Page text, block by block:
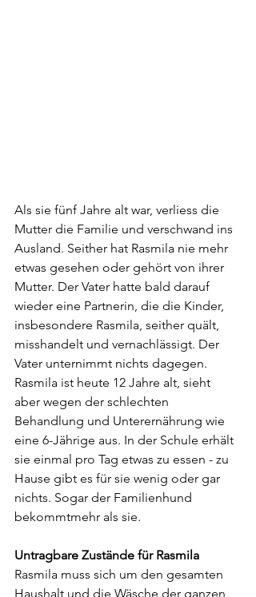
Als sie fünf Jahre alt war, verliess die
Mutter die Familie und verschwand ins
Ausland. Seither hat Rasmila nie mehr
etwas gesehen oder gehört von ihrer
Mutter. Der Vater hatte bald darauf
wieder eine Partnerin, die die Kinder,
insbesondere Rasmila, seither quält,
misshandelt und vernachlässigt. Der
Vater unternimmt nichts dagegen.
Rasmila ist heute 12 Jahre alt, sieht
aber wegen der schlechten
Behandlung und Unterernährung wie
eine 6-Jährige aus. In der Schule erhält
sie einmal pro Tag etwas zu essen - zu
Hause gibt es für sie wenig oder gar
nichts. Sogar der Familienhund
bekommtmehr als sie.
Untragbare Zustände für Rasmila
Rasmila muss sich um den gesamten
Haushalt und die Wäsche der ganzen